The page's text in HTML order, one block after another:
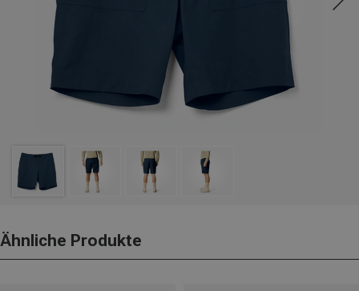
Ähnliche Produkte